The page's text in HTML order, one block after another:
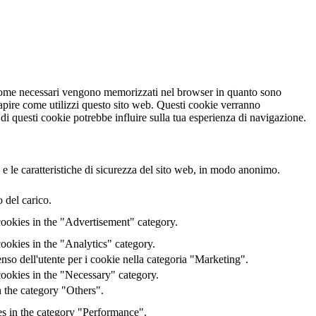
necessari vengono memorizzati nel browser in quanto sono
come utilizzi questo sito web. Questi cookie verranno
questi cookie potrebbe influire sulla tua esperienza di navigazione.
le caratteristiche di sicurezza del sito web, in modo anonimo.
del carico.
in the "Advertisement" category.
in the "Analytics" category.
dell'utente per i cookie nella categoria "Marketing".
in the "Necessary" category.
the category "Others".
in the category "Performance".